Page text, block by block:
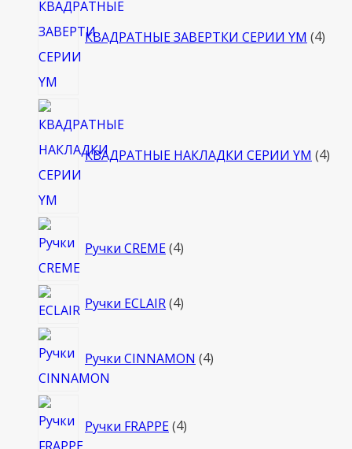
КВАДРАТНЫЕ ЗАВЕРТКИ СЕРИИ YM 4
КВАДРАТНЫЕ НАКЛАДКИ СЕРИИ YM 4
Ручки CREME 4товара
Ручки ECLAIR 44
Ручки CINNAMON 4товара
Ручки FRAPPE 4товара